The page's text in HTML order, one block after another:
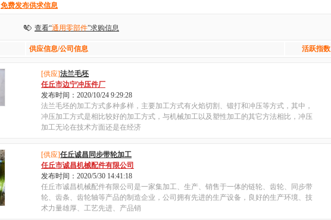
免费发布供求信息
查看“通用零部件”求购信息
供应信息/公司信息 活跃指数
[供应]法兰毛坯
任丘市边宁冲压件厂
发布时间：2020/10/24 9:29:28
法兰毛坯的加工方式多种多样，主要加工方式有火焰切割、锻打和冲压等方式，其中，
冲压加工方式是相比较好的加工方式，与机械加工以及塑性加工的其它方法相比，冲压
加工无论在技术方面还是在经济
[供应]任丘诚昌同步带轮加工
任丘市诚昌机械配件有限公司
发布时间：2020/5/30 14:41:18
任丘市诚昌机械配件有限公司是一家集加工、生产、销售于一体的链轮、齿轮、同步带
轮、齿条、齿轮轴等产品的制造企业，公司拥有先进的生产设备，良好的生产环境、技
术力量雄厚、工艺先进、产品销